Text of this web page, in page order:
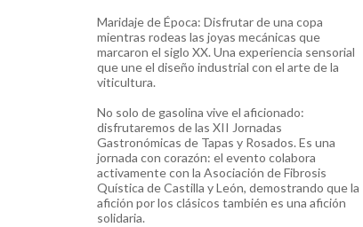
Maridaje de Época: Disfrutar de una copa
mientras rodeas las joyas mecánicas que
marcaron el siglo XX. Una experiencia sensorial
que une el diseño industrial con el arte de la
viticultura.
No solo de gasolina vive el aficionado:
disfrutaremos de las XII Jornadas
Gastronómicas de Tapas y Rosados. Es una
jornada con corazón: el evento colabora
activamente con la Asociación de Fibrosis
Quística de Castilla y León, demostrando que la
afición por los clásicos también es una afición
solidaria.